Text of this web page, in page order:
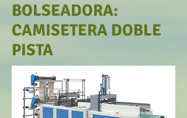
BOLSEADORA:
CAMISETERA DOBLE
PISTA